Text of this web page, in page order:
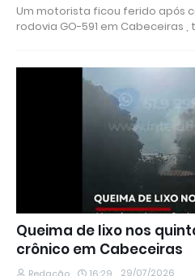
Um motorista ficou ferido após
rodovia GO-591 em Cabeceiras
Queima de lixo nos
crônico em Cabeceiras
29/07/2026